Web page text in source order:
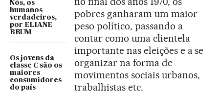
Nós, os
humanos
verdadeiros,
por ELIANE
BRUM
Os jovens da
classe C são os
maiores
consumidores
do país
pobres ganharam um maior
peso político, passando a
contar como uma clientela
importante nas eleições e a se
organizar na forma de
movimentos sociais urbanos,
trabalhistas etc.